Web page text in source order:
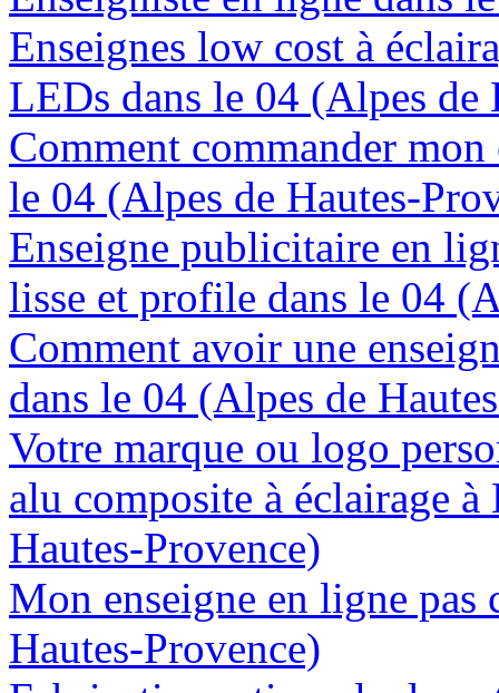
Enseignes low cost à
LEDs dans le 04 (Alpes de
Comment commander
le 04 (Alpes de Hautes-
Enseigne publicitaire en
lisse et profile dans le 04
Comment avoir une
dans le 04 (Alpes de
Votre marque ou logo
alu composite à éclairage
Hautes-Provence)
Mon enseigne en ligne pas
Hautes-Provence)